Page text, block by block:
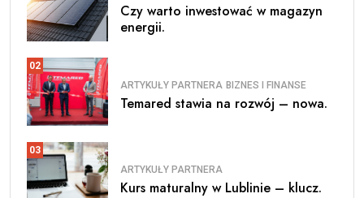
Czy warto inwestować w magazyn
energii.
02
ARTYKUŁY PARTNERA BIZNES I FINANSE
Temared stawia na rozwój – nowa.
03
ARTYKUŁY PARTNERA
Kurs maturalny w Lublinie – klucz.